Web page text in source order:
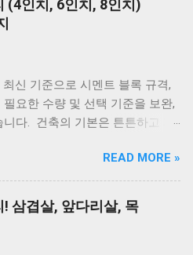
센서 오류의 70%는 해결됩니다.
물 부족, 단수, 동파 확인 : 급수밸
확인 조치 : 물 보충 후 리셋 ※ 반
E2 원인 : 불완전 연소, 가스 공
가스밸브, 가스레인지 작동 여부
인 후 리셋 E3 원인 : 과열(비등) 확
질 확인 조치 : 막힌 부분 제거
불꽃 감지 조치 : 전원 리셋 ※ 계
즘은 보기 좋은 조경수만 고르기
테리어라든지 집터의 기운, 재물
어떤 영향을 줄지 한 번 더 고민
터넷에는 여러 이야기가 있지만,
와 민간 신앙에서 전해 내려온 내
는 전통적인 의미와 실제 조경 관
설명드립니다. 지금부터는 1. 우
부터 마당에 심지 말라고 전해 내
과나무, 복숭아나무 같은 과실
(4인치, 6인치, 8인치)
신 기준으로 시멘트 블록 규격,
필요한 수량 및 선택 기준을 보완,
니다. 건축의 기본은 튼튼하고 제
트 블록과 조적 벽돌은 건축물의
과 내구성을 좌우하는 중요 스펙
두께와 규격을 정확히 이해하면
이고, 구조적 안전성을 확보할 수
는 건축 현장에서 가장 많이 사용
READ MORE »
삼겹살, 앞다리살, 목